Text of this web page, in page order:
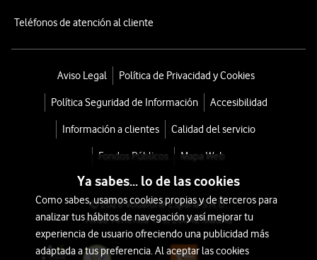
Teléfonos de atención al cliente
Aviso Legal Política de Privacidad y Cookies
Política Seguridad de Información Accesibilidad
Información a clientes Calidad del servicio
Fondos Públicos Mapa Web
© 2026 Vodafone España S.A.U.
Avda. América 115, 28042 Madrid
Ya sabes... lo de las cookies
Como sabes, usamos cookies propias y de terceros para
analizar tus hábitos de navegación y así mejorar tu
experiencia de usuario ofreciendo una publicidad más
adaptada a tus preferencia. Al aceptar las cookies